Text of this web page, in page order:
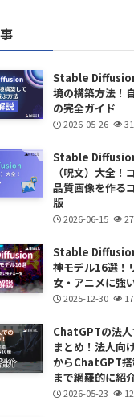
Stable
境の構築方法！
の完全ガイド
2026-05-26
Stable
（呪文）大全！
品質画像を作る
版
2026-06-15
Stable
神モデル16選！
女・アニメに強
2025-12-30
ChatGPTの法
まとめ！法人向
からChatGPT
まで網羅的に紹
2026-05-23